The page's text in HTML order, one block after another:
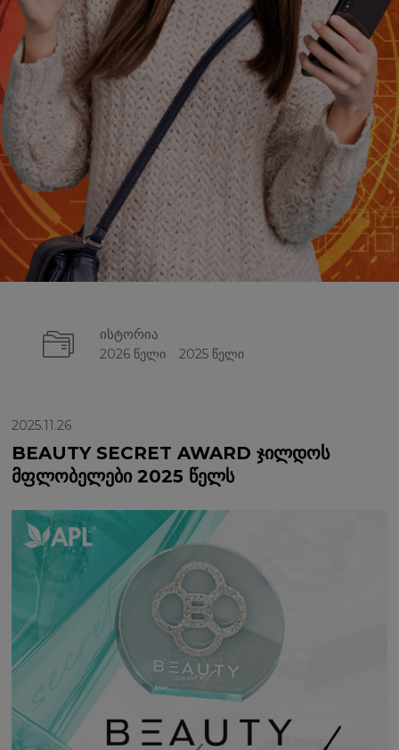
ისტორია
2026 წელი 2025 წელი
2025.11.26
BEAUTY SECRET AWARD ჯილდოს
მფლობელები 2025 წელს